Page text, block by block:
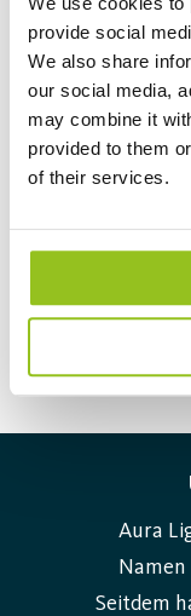
provide social
We also share
our social media,
may combine it
provided to them
of their services.
und dem
das den
Lampen entsprechen
mit
Umgebungen
Beleuchtung
Industrie, in
denen LED
Was ist
Aura
Seitdem